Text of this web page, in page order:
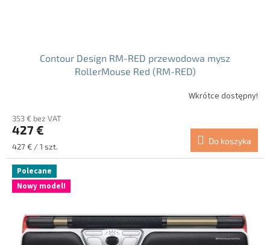
Contour Design RM-RED przewodowa mysz
RollerMouse Red (RM-RED)
Wkrótce dostępny!
353 € bez VAT
427 €
Cena
jednostkowa:
427 € / 1 szt.
Do koszyka
Polecane
Nowy model!